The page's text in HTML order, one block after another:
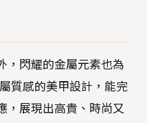
，閃耀的金屬元素也為
質感的美甲設計，能完
，展現出高貴、時尚又